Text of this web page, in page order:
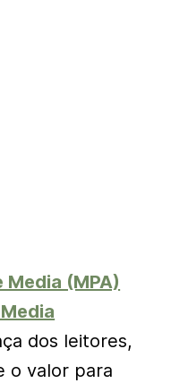
(MPA)
dos leitores,
o valor para